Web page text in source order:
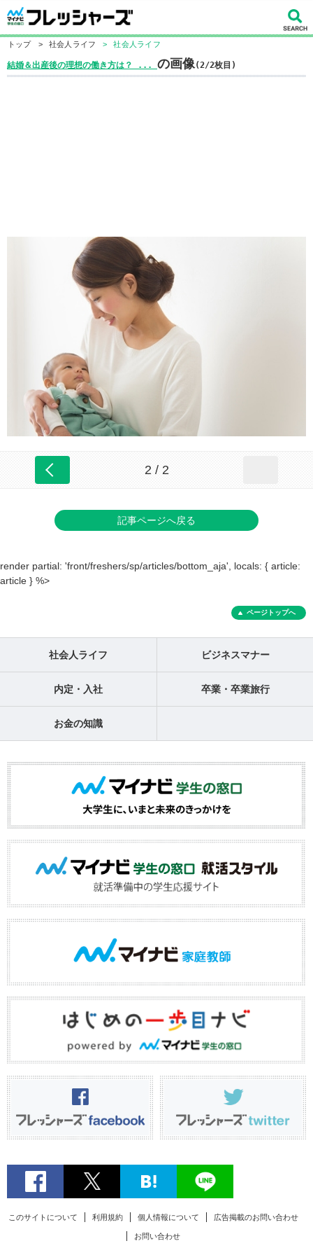
トップ > 社会人ライフ > 社会人ライフ
結婚＆出産後の理想の働き方は？ ​... の画像(2/2枚目)
2 / 2
記事ページへ戻る
render partial: 'front/freshers/sp/articles/bottom_aja', locals: { article:
article } %>
ページトップへ
社会人ライフ ビジネスマナー
内定・入社 卒業・卒業旅行
お金の知識
このサイトについて 利用規約 個人情報について 広告掲載のお問い合わせ
お問い合わせ